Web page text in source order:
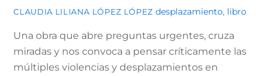
CLAUDIA LILIANA LÓPEZ LÓPEZ desplazamiento, libro
Una obra que abre preguntas urgentes, cruza
miradas y nos convoca a pensar críticamente las
múltiples violencias y desplazamientos en